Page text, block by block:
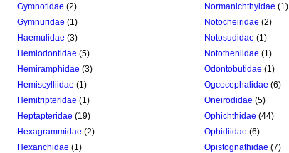
Gymnotidae (2) Normanichthyidae (1)
Gymnuridae (1) Notocheiridae (2)
Haemulidae (3) Notosudidae (1)
Hemiodontidae (5) Nototheniidae (1)
Hemiramphidae (3) Odontobutidae (1)
Hemiscylliidae (1) Ogcocephalidae (6)
Hemitripteridae (1) Oneirodidae (5)
Heptapteridae (19) Ophichthidae (44)
Hexagrammidae (2) Ophidiidae (6)
Hexanchidae (1) Opistognathidae (7)